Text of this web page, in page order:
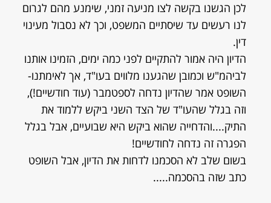
לכן הגשנו בקשה לצו מניעה זמני, שימנע מהם לגרום
לנו רעשים עד שיסתיים המשפט, וכך לא נסבול מעינוי
דין.
הדיון היה אמור להתקיים לפני כמה ימים, הזמינו אותנו
לביהמ"ש וכמובן שהגענו מלווים בעו"ד, אך לאימתנו-
השופט אמר שהדיון נדחה לספטמבר (עוד חודשיים!),
וזה בגלל שהעו"ד של הצד השני ביקש ללמוד את
התיק....והדחייה שהוא ביקש היא שבועיים, אבל בגלל
הפגרה זה נדחה לחודשיים!
בשום שלב לא הסכמנו לדחות את הדיון, אבל השופט
כתב שזה בהסכמה.....